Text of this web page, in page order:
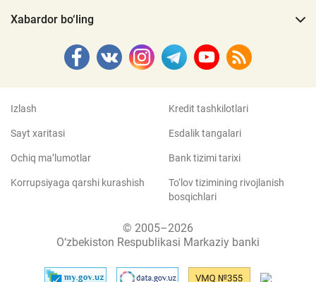
Xabardor bo‘ling
Izlash
Sayt xaritasi
Ochiq ma’lumotlar
Korrupsiyaga qarshi kurashish
Kredit tashkilotlari
Esdalik tangalari
Bank tizimi tarixi
To‘lov tizimining rivojlanish
bosqichlari
© 2005–2026
O‘zbekiston Respublikasi Markaziy banki